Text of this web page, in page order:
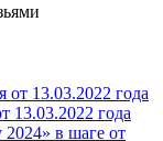
13.03.2022 года